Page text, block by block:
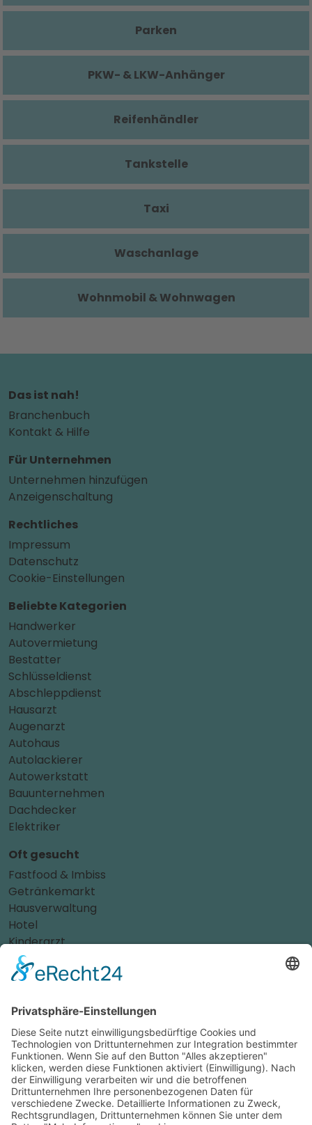
Parken
PKW- & LKW-Anhänger
Reifenhändler
Tankstelle
Taxi
Waschanlage
Wohnmobil & Wohnwagen
Das ist nah!
Branchenbuch
Kontakt & Hilfe
Für Unternehmen
Unternehmen hinzufügen
Anzeigenschaltung
Rechtliches
Impressum
Datenschutz
Cookie-Einstellungen
Beliebte Kategorien
Handwerker
Autovermietung
Bestatter
Schlüsseldienst
Abschleppdienst
Hausarzt
Augenarzt
Autohaus
Autolackierer
Autowerkstatt
Bauunternehmen
Dachdecker
Elektriker
Oft gesucht
Fastfood & Imbiss
Getränkemarkt
Hausverwaltung
Hotel
Kinderarzt
Personalvermittler
Weitere Sportvereine
Zahnarzt
Tennis
Tankstelle
Tierbedarf
Parken
Für Ihr Unternehmen